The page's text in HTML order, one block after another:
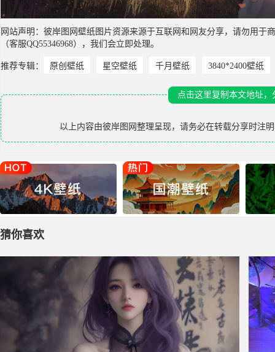
网站声明：彼岸图网壁纸图片资源来源于互联网和网友分享，请勿用
（客服QQ55346968），我们会立即处理。
推荐专辑： 原创壁纸 星空壁纸 千月壁纸 3840*2400壁纸
点击这里复制本文地址
以上内容由彼岸图网 整理呈现，请务必在转载分享时注
猜你喜欢